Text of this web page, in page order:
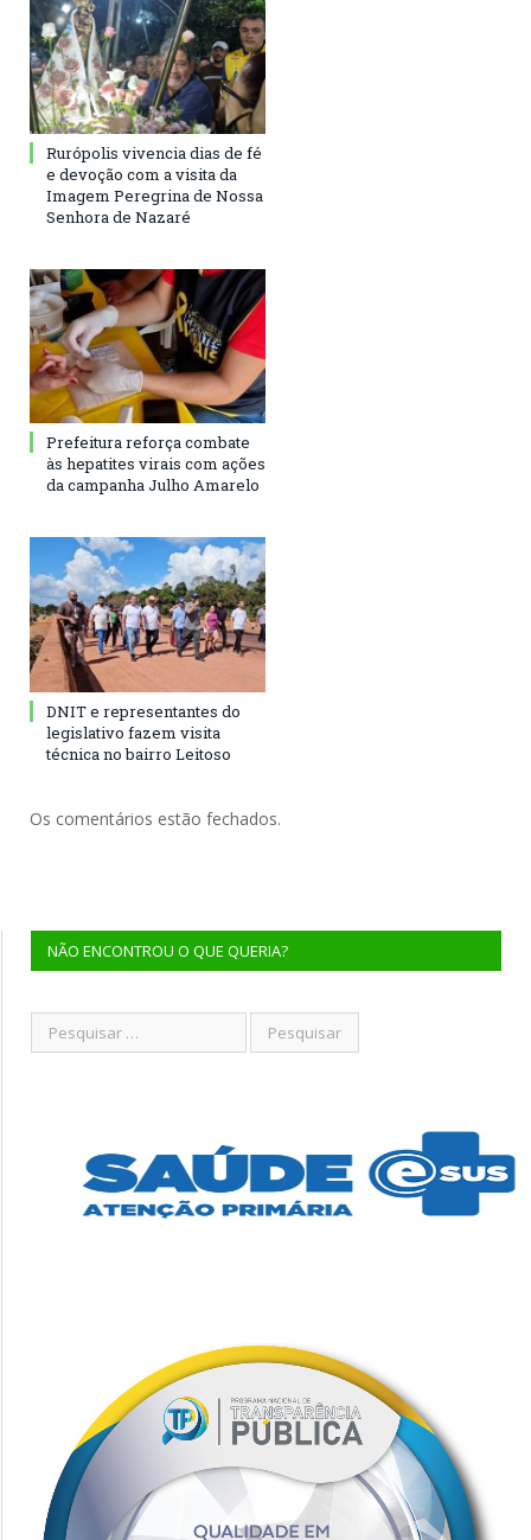
Rurópolis vivencia dias de fé
e devoção com a visita da
Imagem Peregrina de Nossa
Senhora de Nazaré
Prefeitura reforça combate
às hepatites virais com ações
da campanha Julho Amarelo
DNIT e representantes do
legislativo fazem visita
técnica no bairro Leitoso
Os comentários estão fechados.
NÃO ENCONTROU O QUE QUERIA?